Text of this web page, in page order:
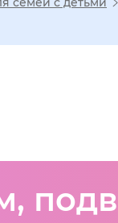
С